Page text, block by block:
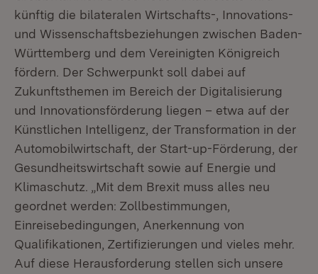
künftig die bilateralen Wirtschafts-, Innovations-
und Wissenschaftsbeziehungen zwischen Baden-
Württemberg und dem Vereinigten Königreich
fördern. Der Schwerpunkt soll dabei auf
Zukunftsthemen im Bereich der Digitalisierung
und Innovationsförderung liegen – etwa auf der
Künstlichen Intelligenz, der Transformation in der
Automobilwirtschaft, der Start-up-Förderung, der
Gesundheitswirtschaft sowie auf Energie und
Klimaschutz. „Mit dem Brexit muss alles neu
geordnet werden: Zollbestimmungen,
Einreisebedingungen, Anerkennung von
Qualifikationen, Zertifizierungen und vieles mehr.
Auf diese Herausforderung stellen sich unsere